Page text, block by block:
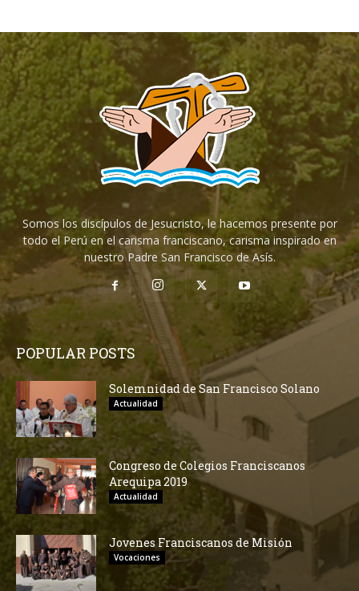
Somos los discípulos de Jesucristo, le hacemos presente por
todo el Perú en el carisma franciscano, carisma inspirado en
nuestro Padre San Francisco de Asís.
POPULAR POSTS
Solemnidad de San Francisco Solano
Actualidad
Congreso de Colegios Franciscanos
Arequipa 2019
Actualidad
Jovenes Franciscanos de Misión
Vocaciones